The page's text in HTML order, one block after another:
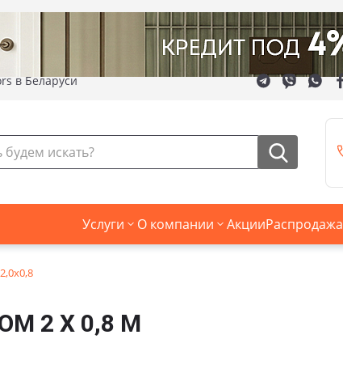
в Беларуси
Услуги О компании АкцииРаспродажа
2,0х0,8
2 Х 0,8 М